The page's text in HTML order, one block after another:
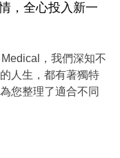
，全心投入新一
，我們深知不
人生，都有著獨特
您整理了適合不同